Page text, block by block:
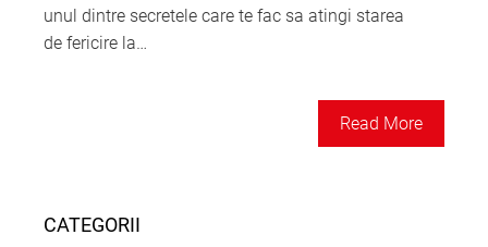
unul dintre secretele care te fac sa atingi starea
de fericire la…
Read More
CATEGORII